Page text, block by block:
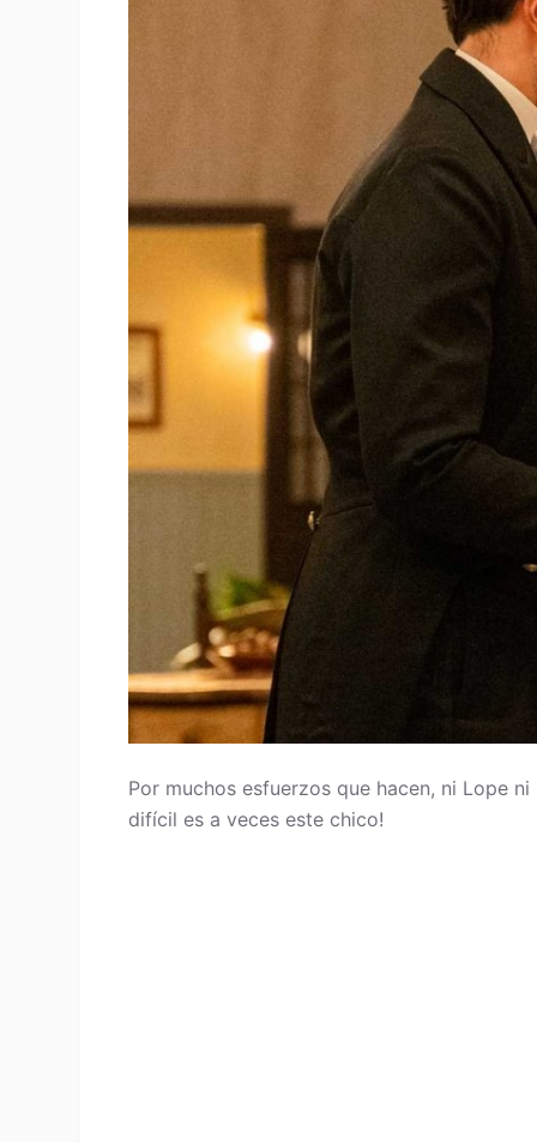
Por muchos esfuerzos que hacen, ni Lope
difícil es a veces este chico!